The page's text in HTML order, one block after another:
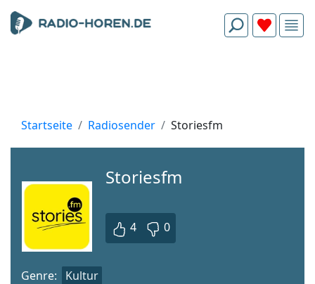
Startseite Radiosender Storiesfm
Storiesfm
4 0
Genre: Kultur